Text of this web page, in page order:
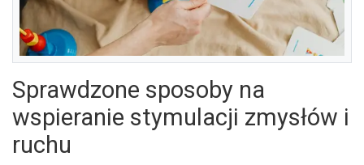
Sprawdzone sposoby na
wspieranie stymulacji zmysłów i
ruchu